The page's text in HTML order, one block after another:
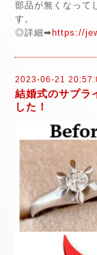
部品が無くなって
す。
◎詳細➡ https://
2023-06-21
結婚式のサプラ
した！